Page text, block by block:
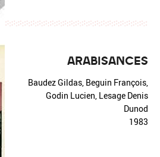
ARABISANCES
Baudez Gildas, Beguin François,
Godin Lucien, Lesage Denis
Dunod
1983